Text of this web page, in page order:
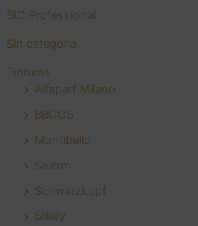
SIC Professional
Sin categoria
Tinturas
Alfaparf Milano
BBCOS
Montibello
Salerm
Schwarzkopf
Silkey